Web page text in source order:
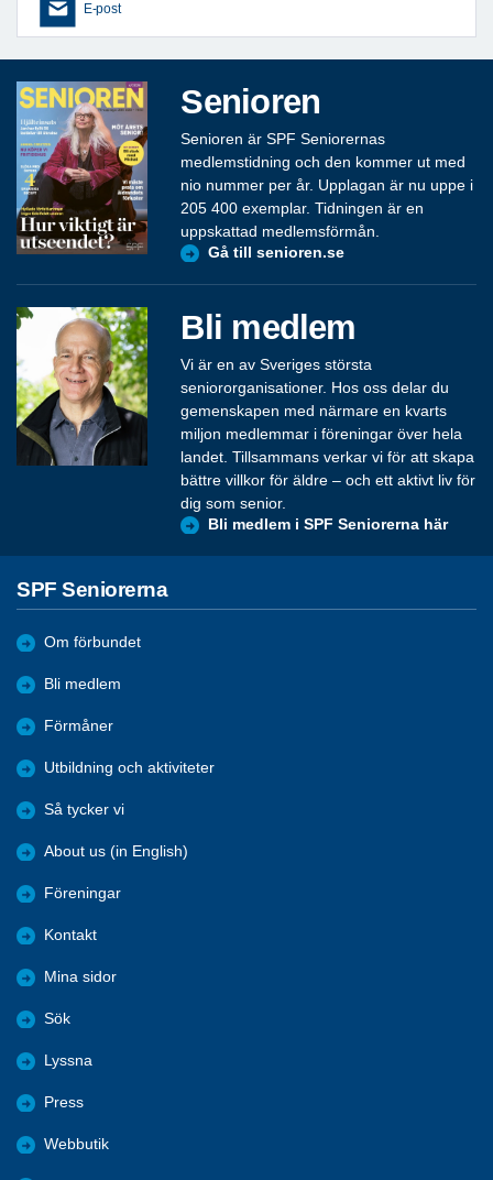
E-post
Senioren
Senioren är SPF Seniorernas
medlemstidning och den kommer ut med
nio nummer per år. Upplagan är nu uppe i
205 400 exemplar. Tidningen är en
uppskattad medlemsförmån.
Gå till senioren.se
Bli medlem
Vi är en av Sveriges största
seniororganisationer. Hos oss delar du
gemenskapen med närmare en kvarts
miljon medlemmar i föreningar över hela
landet. Tillsammans verkar vi för att skapa
bättre villkor för äldre – och ett aktivt liv för
dig som senior.
Bli medlem i SPF Seniorerna här
SPF Seniorerna
Om förbundet
Bli medlem
Förmåner
Utbildning och aktiviteter
Så tycker vi
About us (in English)
Föreningar
Kontakt
Mina sidor
Sök
Lyssna
Press
Webbutik